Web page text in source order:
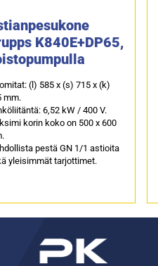
K840E+DP65,
(l) 585 x (s) 715 x (k)
mm.
6,52 kW / 400 V.
korin koko on 500 x 600
pestä GN 1/1 astioita
yleisimmät tarjottimet.